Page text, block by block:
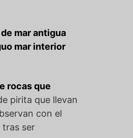
mar antigua
mar interior
rocas que
pirita que llevan
con el
tras ser